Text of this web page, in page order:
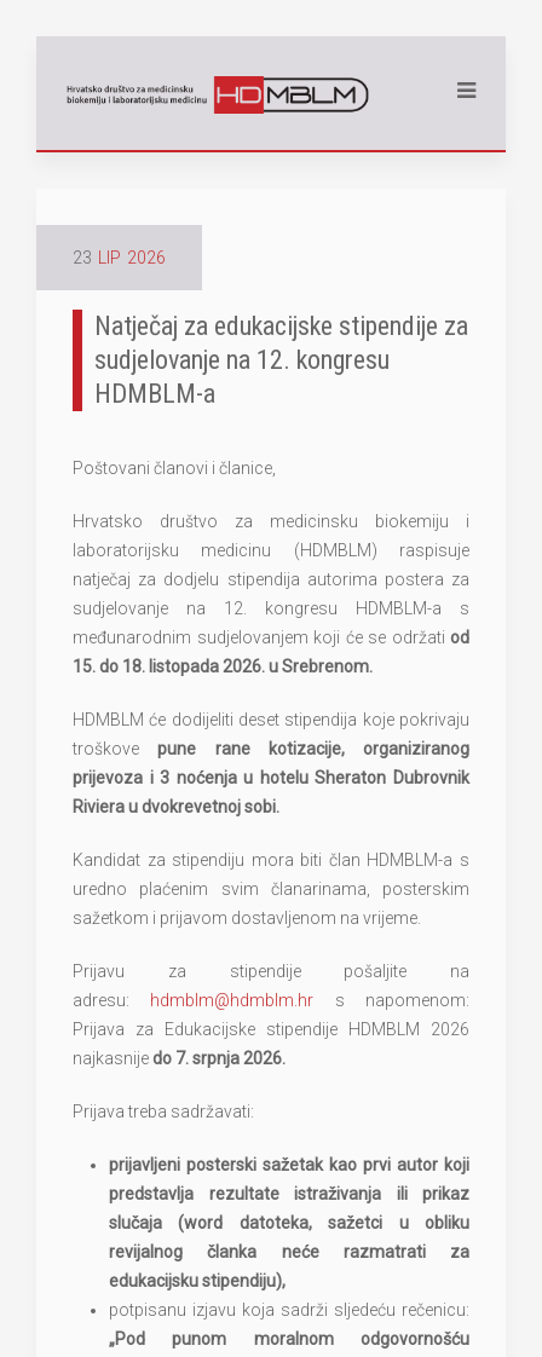
23 LIP 2026
Natječaj za edukacijske stipendije za
sudjelovanje na 12. kongresu
HDMBLM-a
Poštovani članovi i članice,
Hrvatsko društvo za medicinsku biokemiju i
laboratorijsku medicinu (HDMBLM) raspisuje
natječaj za dodjelu stipendija autorima postera za
sudjelovanje na 12. kongresu HDMBLM-a s
međunarodnim sudjelovanjem koji će se održati od
15. do 18. listopada 2026. u Srebrenom.
HDMBLM će dodijeliti deset stipendija koje pokrivaju
troškovepune rane kotizacije, organiziranog
prijevoza i 3 noćenja u hotelu Sheraton Dubrovnik
Riviera u dvokrevetnoj sobi.
Kandidat za stipendiju mora biti član HDMBLM-a s
uredno plaćenim svim članarinama, posterskim
sažetkom i prijavom dostavljenom na vrijeme.
Prijavu za stipendije pošaljite na
adresu: hdmblm@hdmblm.hr s napomenom:
Prijava za Edukacijske stipendije HDMBLM 2026
najkasnijedo 7. srpnja 2026.
Prijava treba sadržavati:
prijavljeni posterski sažetak kao prvi autor koji
predstavlja rezultate istraživanja ili prikaz
slučaja (word datoteka, sažetci u obliku
revijalnog članka neće razmatrati za
edukacijsku stipendiju),
potpisanu izjavu koja sadrži sljedeću rečenicu:
„Pod punom moralnom odgovornošću